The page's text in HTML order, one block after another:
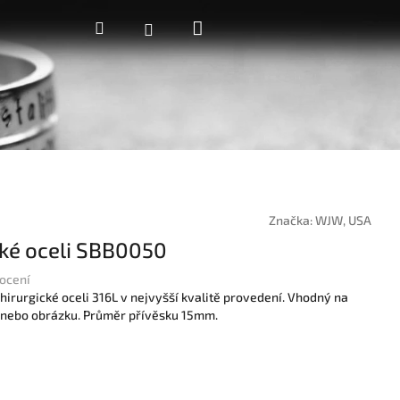
HledatPřihlášeníNákupní
košík
Značka:WJW, USA
oceli SBB0050
oceli 316L v nejvyšší kvalitě provedení.Vhodný na
obrázku. Průměr přívěsku 15mm.